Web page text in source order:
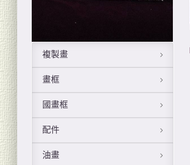
複製畫
畫框
國畫框
配件
油畫